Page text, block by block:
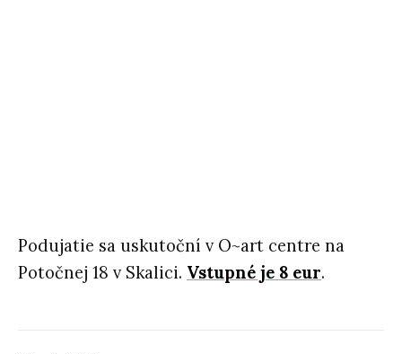
Podujatie sa uskutoční v O~art centre na
Potočnej 18 v Skalici. Vstupné je 8 eur.